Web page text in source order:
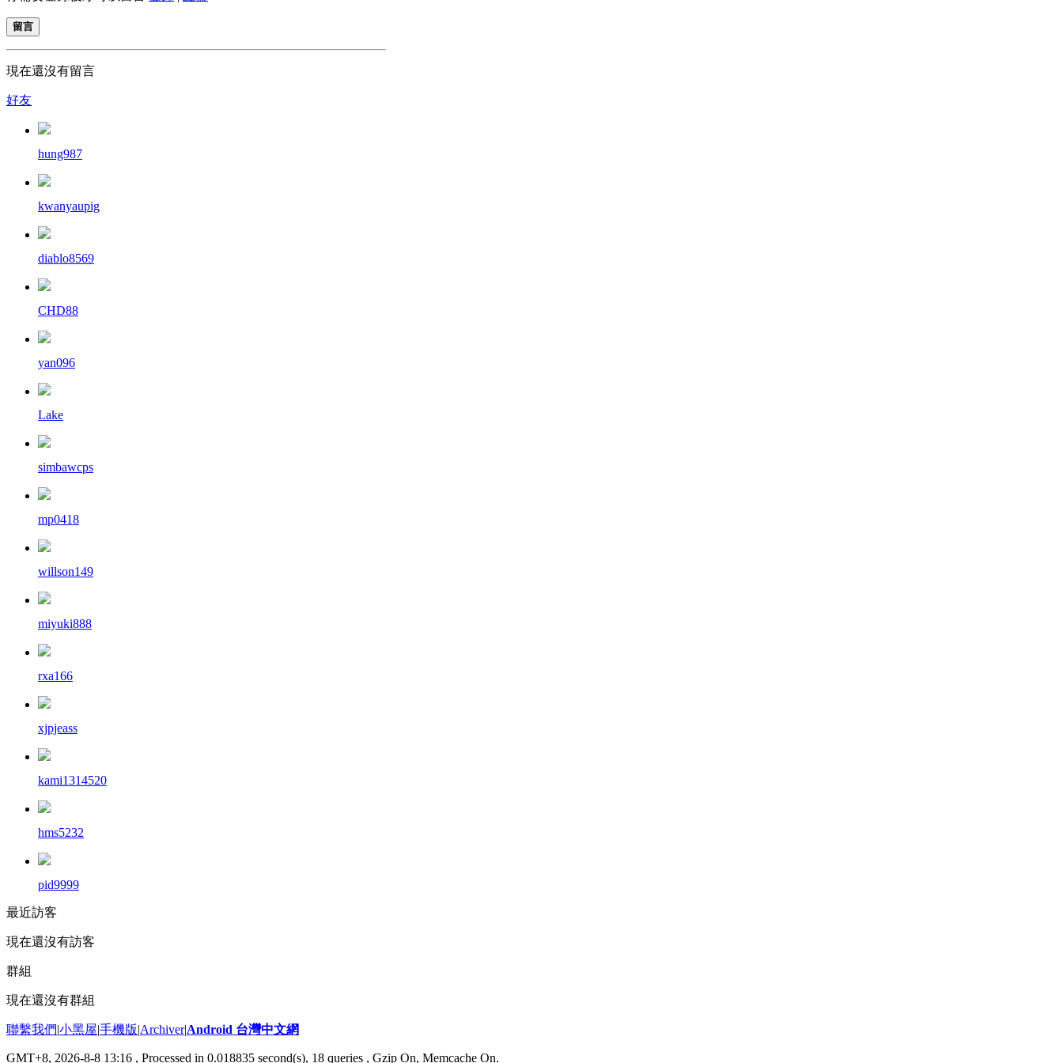
留言
現在還沒有留言
好友
hung987
kwanyaupig
diablo8569
CHD88
yan096
Lake
simbawcps
mp0418
willson149
miyuki888
rxa166
xjpjeass
kami1314520
hms5232
pid9999
最近訪客
現在還沒有訪客
群組
現在還沒有群組
聯繫我們|小黑屋|手機版|Archiver|Android 台灣中文網
GMT+8, 2026-8-8 13:16 , Processed in 0.018835 second(s), 18 queries , Gzip On, Memcache On.